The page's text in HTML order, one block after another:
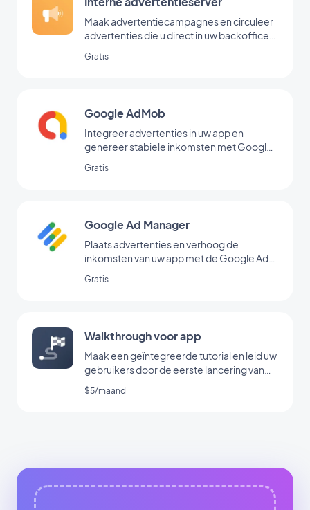
Maak advertentiecampagnes en circuleer
advertenties die u direct in uw backoffice
Gratis
Google AdMob
Integreer advertenties in uw app en
genereer stabiele inkomsten met Google
Gratis
Google Ad Manager
Plaats advertenties en verhoog de
inkomsten van uw app met de Google Ad
Gratis
Walkthrough voor app
Maak een geïntegreerde tutorial en leid uw
gebruikers door de eerste lancering van
uw app
$5/maand